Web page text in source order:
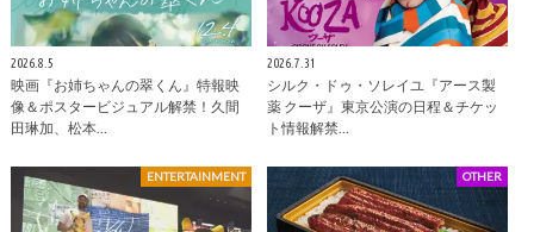
2026.8.5
映画『お姉ちゃんの翠くん』特報映
像＆ポスタービジュアル解禁！久間
田琳加、松本…
2026.7.31
シルク・ドゥ・ソレイユ『アース製
薬 クーザ』東京公演の日程＆チケッ
ト情報解禁…
ENTERTAINMENT OTHER